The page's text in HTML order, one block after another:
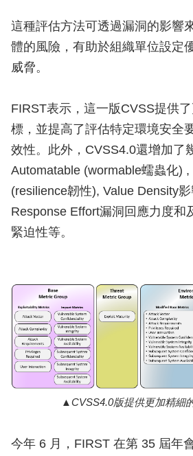
這種評估方法可透過漏洞的影響
體的風險，有助於組織單位設定
威脅。
FIRST表示，這一版CVSS提供
標，並提高了評估特定環境安全
效性。此外，CVSS4.0還增加了
Automatable (wormable蠕蟲化) ,
(resilience韌性), Value Density
Response Effort漏洞回應力度和
緊迫性等。
CVSS4.0版提供更加精細
今年 6 月，FIRST 在第 35 屆年